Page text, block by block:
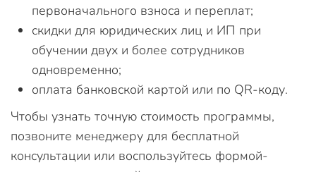
первоначального взноса и переплат;
скидки для юридических лиц и ИП при
обучении двух и более сотрудников
одновременно;
оплата банковской картой или по QR-коду.
Чтобы узнать точную стоимость программы,
позвоните менеджеру для бесплатной
консультации или воспользуйтесь формой-